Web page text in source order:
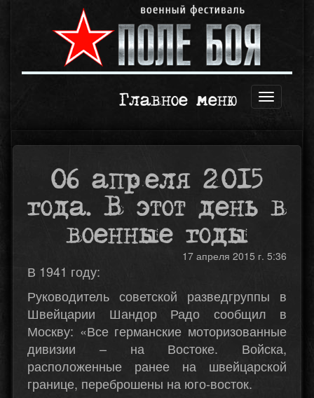
Открыть
Главное меню
06 апреля 2015
года. В этот день в
военные годы
17 апреля 2015 г. 5:36
В 1941 году:
Руководитель советской разведгруппы в
Швейцарии Шандор Радо сообщил в
Москву: «Все германские моторизованные
дивизии – на Востоке. Войска,
расположенные ранее на швейцарской
границе, переброшены на юго-восток.